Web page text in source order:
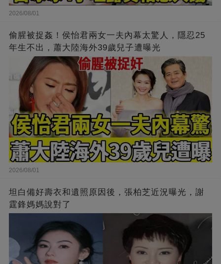
2026/08/01
偷腥被捉姦！侯怡君兩女一夫內幕太驚人，隱忍25
年生不出，蕭大陸海外39歲兒子遭曝光
2026/08/01
坦白備好壽衣和遺照原因後，張柏芝近況曝光，謝
霆鋒媽媽說對了